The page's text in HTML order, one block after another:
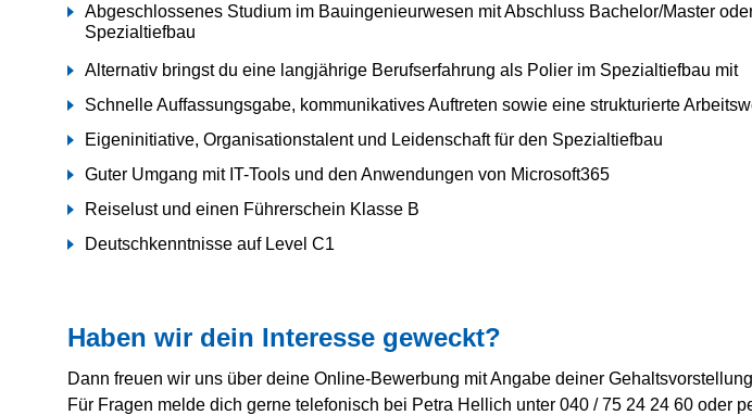
Abgeschlossenes Studium im Bauingenieurwesen mit Abschluss Bachelor/Master
Spezialtiefbau
Alternativ bringst du eine langjährige Berufserfahrung als Polier im Spezialtiefbau mit
Schnelle Auffassungsgabe, kommunikatives Auftreten sowie eine strukturierte
Eigeninitiative, Organisationstalent und Leidenschaft für den Spezialtiefbau
Guter Umgang mit IT-Tools und den Anwendungen von Microsoft365
Reiselust und einen Führerschein Klasse B
Deutschkenntnisse auf Level C1
Haben wir dein Interesse geweckt?
Dann freuen wir uns über deine Online-Bewerbung mit Angabe deiner
Für Fragen melde dich gerne telefonisch bei Petra Hellich unter 040 / 75 24 24 60 oder